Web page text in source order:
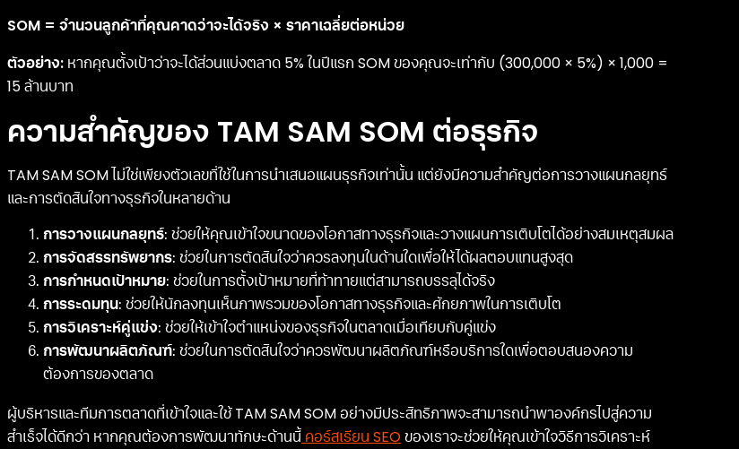
SOM = จำนวนลูกค้าที่คุณคาดว่าจะได้จริง × ราคาเฉลี่ยต่อหน่วย
ตัวอย่าง: หากคุณตั้งเป้าว่าจะได้ส่วนแบ่งตลาด 5% ในปีแรก SOM ของคุณจะเท่ากับ (300,000 × 5%) × 1,000 =
15 ล้านบาท
ความสำคัญของ TAM SAM SOM ต่อธุรกิจ
TAM SAM SOM ไม่ใช่เพียงตัวเลขที่ใช้ในการนำเสนอแผนธุรกิจเท่านั้น แต่ยังมีความสำคัญต่อการวางแผนกลยุทธ์
และการตัดสินใจทางธุรกิจในหลายด้าน
การวางแผนกลยุทธ์: ช่วยให้คุณเข้าใจขนาดของโอกาสทางธุรกิจและวางแผนการเติบโตได้อย่างสมเหตุสมผล
การจัดสรรทรัพยากร: ช่วยในการตัดสินใจว่าควรลงทุนในด้านใดเพื่อให้ได้ผลตอบแทนสูงสุด
การกำหนดเป้าหมาย: ช่วยในการตั้งเป้าหมายที่ท้าทายแต่สามารถบรรลุได้จริง
การระดมทุน: ช่วยให้นักลงทุนเห็นภาพรวมของโอกาสทางธุรกิจและศักยภาพในการเติบโต
การวิเคราะห์คู่แข่ง: ช่วยให้เข้าใจตำแหน่งของธุรกิจในตลาดเมื่อเทียบกับคู่แข่ง
การพัฒนาผลิตภัณฑ์: ช่วยในการตัดสินใจว่าควรพัฒนาผลิตภัณฑ์หรือบริการใดเพื่อตอบสนองความ
ต้องการของตลาด
ผู้บริหารและทีมการตลาดที่เข้าใจและใช้ TAM SAM SOM อย่างมีประสิทธิภาพจะสามารถนำพาองค์กรไปสู่ความ
สำเร็จได้ดีกว่า หากคุณต้องการพัฒนาทักษะด้านนี้ คอร์สเรียน SEOของเราจะช่วยให้คุณเข้าใจวิธีการวิเคราะห์